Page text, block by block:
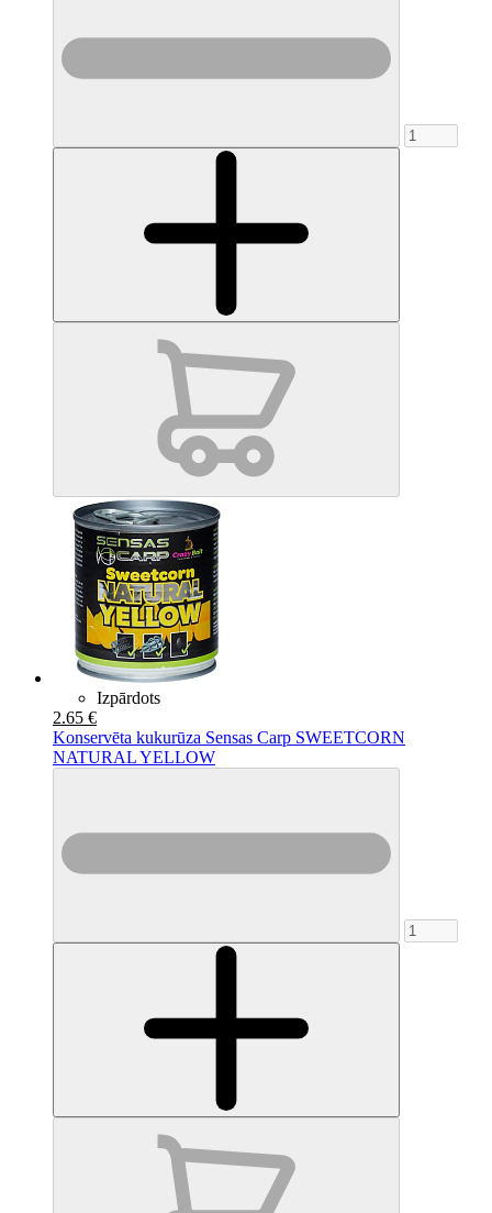
Izpārdots
2.65 €
Konservēta kukurūza Sensas Carp SWEETCORN
NATURAL YELLOW